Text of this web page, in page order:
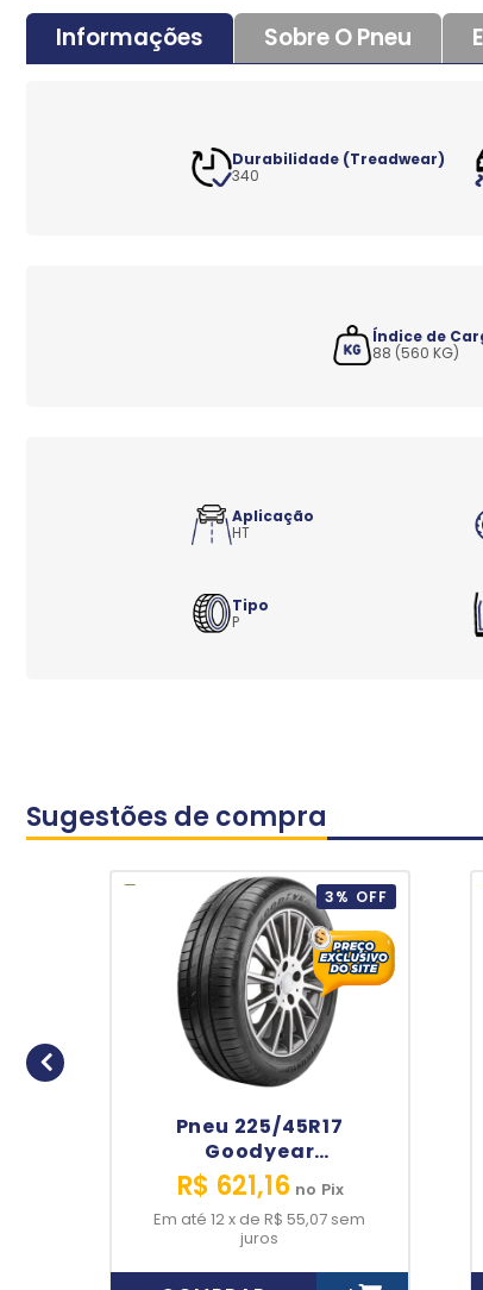
Informações Sobre O Pneu
Durabilidade (Treadwear)
340
Índice de
88 (560 KG)
Aplicação
HT
Tipo
P
Sugestões de compra
3% OFF
Pneu 225/45R17
Goodyear
EfficientGrip
Performance 94W XL
R$ 621,16 no Pix
12x de R$ 55,07 sem
juros